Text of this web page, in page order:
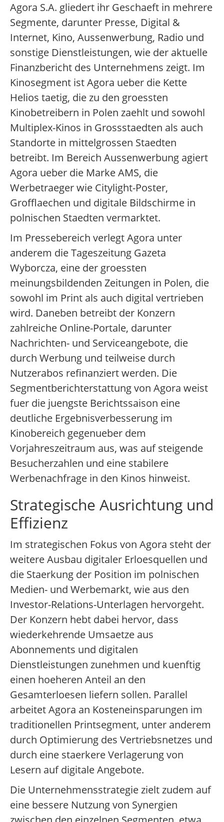
Agora S.A. gliedert ihr Geschaeft in mehrere
Segmente, darunter Presse, Digital &
Internet, Kino, Aussenwerbung, Radio und
sonstige Dienstleistungen, wie der aktuelle
Finanzbericht des Unternehmens zeigt. Im
Kinosegment ist Agora ueber die Kette
Helios taetig, die zu den groessten
Kinobetreibern in Polen zaehlt und sowohl
Multiplex-Kinos in Grossstaedten als auch
Standorte in mittelgrossen Staedten
betreibt. Im Bereich Aussenwerbung agiert
Agora ueber die Marke AMS, die
Werbetraeger wie Citylight-Poster,
Grofflaechen und digitale Bildschirme in
polnischen Staedten vermarktet.
Im Pressebereich verlegt Agora unter
anderem die Tageszeitung Gazeta
Wyborcza, eine der groessten
meinungsbildenden Zeitungen in Polen, die
sowohl im Print als auch digital vertrieben
wird. Daneben betreibt der Konzern
zahlreiche Online-Portale, darunter
Nachrichten- und Serviceangebote, die
durch Werbung und teilweise durch
Nutzerabos refinanziert werden. Die
Segmentberichterstattung von Agora weist
fuer die juengste Berichtssaison eine
deutliche Ergebnisverbesserung im
Kinobereich gegenueber dem
Vorjahreszeitraum aus, was auf steigende
Besucherzahlen und eine stabilere
Werbenachfrage in den Kinos hinweist.
Strategische Ausrichtung und
Effizienz
Im strategischen Fokus von Agora steht der
weitere Ausbau digitaler Erloesquellen und
die Staerkung der Position im polnischen
Medien- und Werbemarkt, wie aus den
Investor-Relations-Unterlagen hervorgeht.
Der Konzern hebt dabei hervor, dass
wiederkehrende Umsaetze aus
Abonnements und digitalen
Dienstleistungen zunehmen und kuenftig
einen hoeheren Anteil an den
Gesamterloesen liefern sollen. Parallel
arbeitet Agora an Kosteneinsparungen im
traditionellen Printsegment, unter anderem
durch Optimierung des Vertriebsnetzes und
durch eine staerkere Verlagerung von
Lesern auf digitale Angebote.
Die Unternehmensstrategie zielt zudem auf
eine bessere Nutzung von Synergien